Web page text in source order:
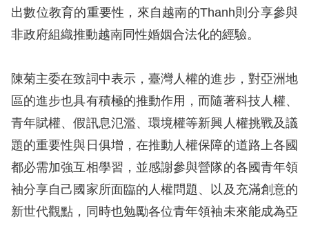
約
申
訴
人
資
料
庫
出數位教育的重要性，來自越南的Thanh則分享參與
非政府組織推動越南同性婚姻合法化的經驗。
陳菊主委在致詞中表示，臺灣人權的進步，對亞洲地
區的進步也具有積極的推動作用，而隨著科技人權、
青年賦權、假訊息氾濫、環境權等新興人權挑戰及議
題的重要性與日俱增，在推動人權保障的道路上各國
都必需加強互相學習，並感謝參與營隊的各國青年領
袖分享自己國家所面臨的人權問題、以及充滿創意的
新世代觀點，同時也勉勵各位青年領袖未來能成為亞